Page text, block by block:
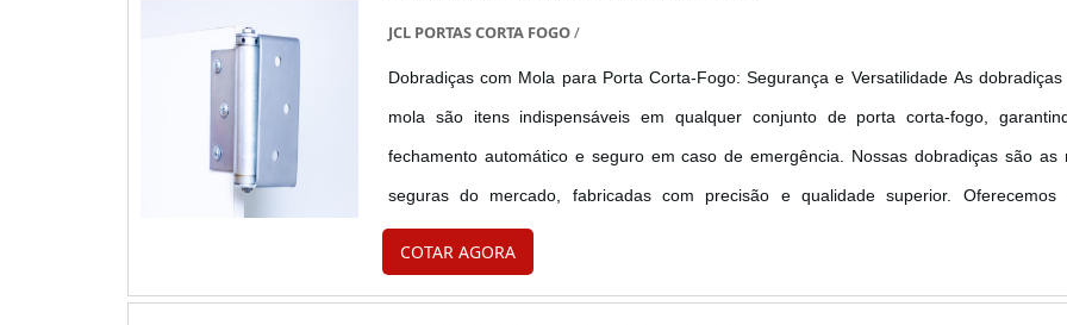
JCL PORTAS CORTA FOGO/
Dobradiças com Mola para Porta Corta-Fogo: Segurança e Versatilidade As dobradiças com
mola são itens indispensáveis em qualquer conjunto de porta corta-fogo,
fechamento automático e seguro em caso de emergência. Nossas dobradiças são as
seguras do mercado, fabricadas com precisão e qualidade superior. Oferecemos
variedade de cores, permitindo que você combine funcionalidade com estilo. Com
dobradiças, você assegura a máxima proteção, sem abrir mão da estética, em
COTAR AGORA